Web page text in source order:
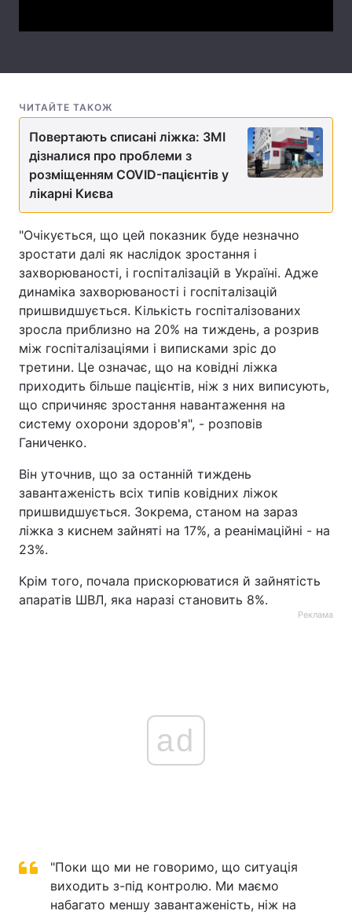
Послуги
Тема оформлення
ЧИТАЙТЕ ТАКОЖ
Повертають списані ліжка: ЗМІ
дізналися про проблеми з
розміщенням COVID-пацієнтів у
лікарні Києва
"Очікується, що цей показник буде незначно
зростати далі як наслідок зростання і
захворюваності, і госпіталізацій в Україні. Адже
динаміка захворюваності і госпіталізацій
пришвидшується. Кількість госпіталізованих
зросла приблизно на 20% на тиждень, а розрив
між госпіталізаціями і виписками зріс до
третини. Це означає, що на ковідні ліжка
приходить більше пацієнтів, ніж з них виписують,
що спричиняє зростання навантаження на
систему охорони здоров'я", - розповів
Ганиченко.
Він уточнив, що за останній тиждень
завантаженість всіх типів ковідних ліжок
пришвидшується. Зокрема, станом на зараз
ліжка з киснем зайняті на 17%, а реанімаційні - на
23%.
Крім того, почала прискорюватися й зайнятість
апаратів ШВЛ, яка наразі становить 8%.
Реклама
ad
"Поки що ми не говоримо, що ситуація
виходить з-під контролю. Ми маємо
набагато меншу завантаженість, ніж на